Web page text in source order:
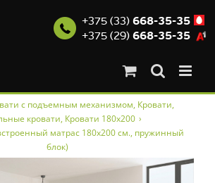
+375 (33) 668-35-35
+375 (29) 668-35-35
с подъемным механизмом, Кровати,
кровати, Кровати 180x200 ›
матрас 180х200 см., пружинный
блок)